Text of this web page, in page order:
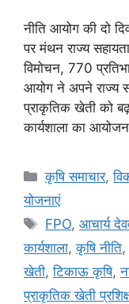
नीति आयोग की दो
पर मंथन राज्य
विमोचन, 770
आयोग ने अपने राज्य
प्राकृतिक खेती को
कार्यशाला का
कृषि समाचार,
योजनाएं
FPO,आचार्य
कार्यशाला,कृषि नीति,
खेती,टिकाऊ कृषि,
प्राकृतिक खेती